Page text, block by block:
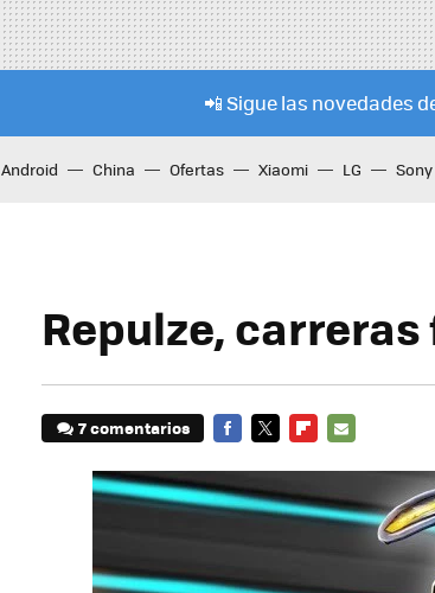
📲 Sigue las novedades
Android China Ofertas Xiaomi LG Sony
Repulze,
7 comentarios